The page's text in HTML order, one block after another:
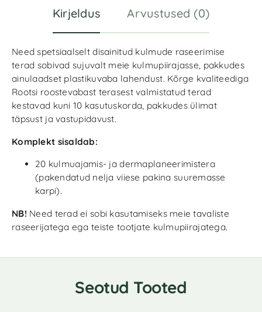
Kirjeldus Arvustused (0)
Need spetsiaalselt disainitud kulmude raseerimise
terad sobivad sujuvalt meie kulmupiirajasse, pakkudes
ainulaadset plastikuvaba lahendust. Kõrge kvaliteediga
Rootsi roostevabast terasest valmistatud terad
kestavad kuni 10 kasutuskorda, pakkudes ülimat
täpsust ja vastupidavust.
Komplekt sisaldab:
20 kulmuajamis- ja dermaplaneerimistera
(pakendatud nelja viiese pakina suuremasse
karpi).
NB! Need terad ei sobi kasutamiseks meie tavaliste
raseerijatega ega teiste tootjate kulmupiirajatega.
Seotud Tooted